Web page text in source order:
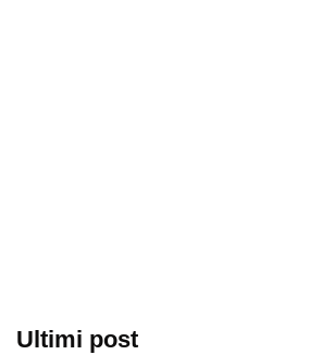
Ultimi post